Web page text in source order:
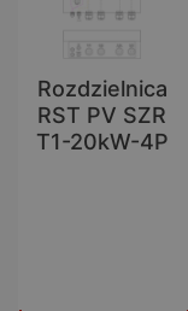
Rozdzielnica
RST PV SZR
T1-20kW-4P